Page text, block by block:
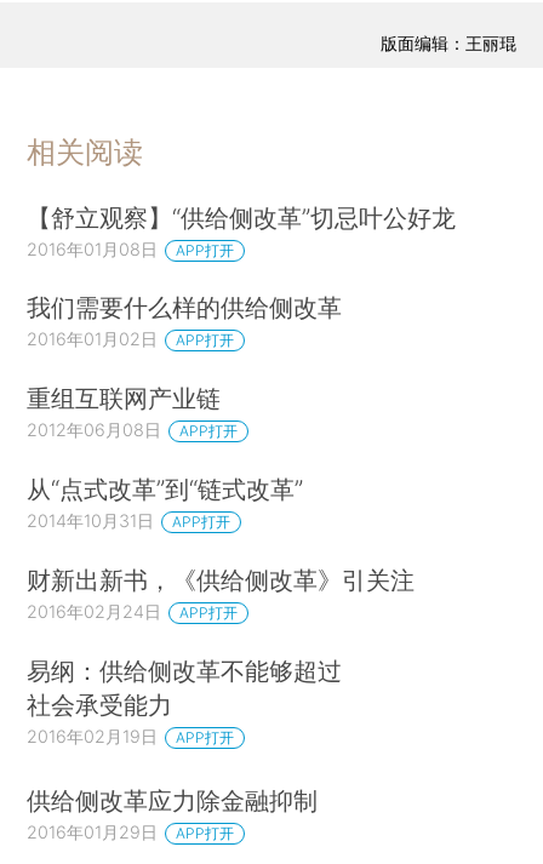
版面编辑：王丽琨
相关阅读
【舒立观察】“供给侧改革”切忌叶公好龙
2016年01月08日 APP打开
我们需要什么样的供给侧改革
2016年01月02日 APP打开
重组互联网产业链
2012年06月08日 APP打开
从“点式改革”到“链式改革”
2014年10月31日 APP打开
财新出新书，《供给侧改革》引关注
2016年02月24日 APP打开
易纲：供给侧改革不能够超过
社会承受能力
2016年02月19日 APP打开
供给侧改革应力除金融抑制
2016年01月29日 APP打开